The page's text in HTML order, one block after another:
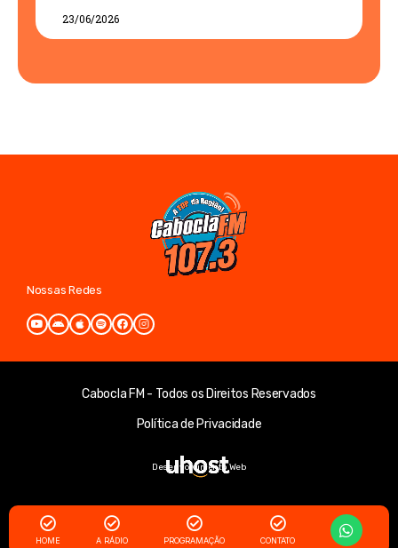
23/06/2026
Nossas Redes
Cabocla FM - Todos os Direitos Reservados
Política de Privacidade
Desenvolvimento Web
HOME A RÁDIO PROGRAMAÇÃO CONTATO